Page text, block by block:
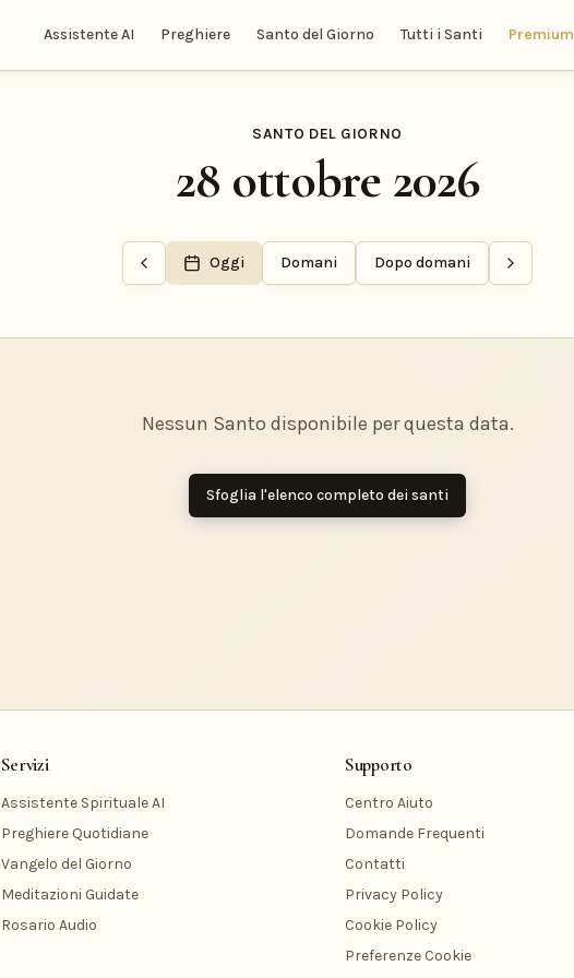
Assistente AI Preghiere Santo del Giorno Tutti i Santi Premium
SANTO DEL GIORNO
28 ottobre 2026
Oggi Domani Dopo domani
Nessun Santo disponibile per questa data.
Sfoglia l'elenco completo dei santi
Servizi
Assistente Spirituale AI
Preghiere Quotidiane
Vangelo del Giorno
Meditazioni Guidate
Rosario Audio
Supporto
Centro Aiuto
Domande Frequenti
Contatti
Privacy Policy
Cookie Policy
Preferenze Cookie